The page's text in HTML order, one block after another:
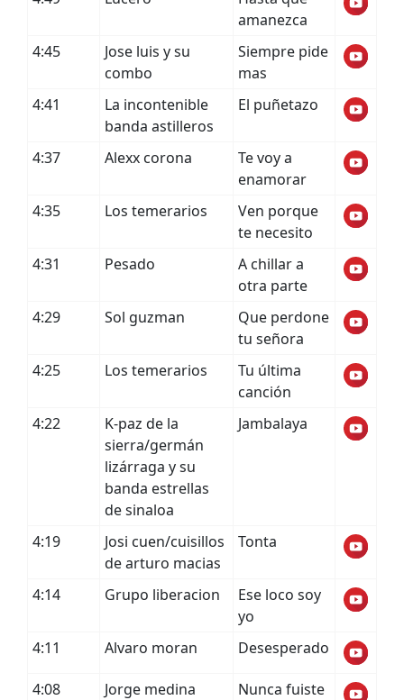
amanezca
4:45
Jose luis y su
combo
Siempre pide
mas
4:41
La incontenible
banda astilleros
El puñetazo
4:37 Alexx corona
Te voy a
enamorar
4:35
Los temerarios
Ven porque
te necesito
4:31
Pesado
A chillar a
otra parte
4:29
Sol guzman
Que perdone
tu señora
4:25
Los temerarios
Tu última
canción
4:22
K-paz de la
sierra/germán
lizárraga y su
banda estrellas
de sinaloa
Jambalaya
4:19
Josi cuen/cuisillos
de arturo macias
Tonta
4:14 Grupo liberacion
Ese loco soy
yo
4:11
Alvaro moran Desesperado
4:08 Jorge medina
Nunca fuiste